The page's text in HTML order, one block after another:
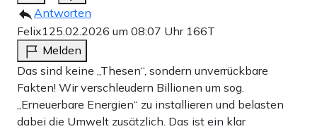
Antworten
Felix125.02.2026 um 08:07 Uhr 166T
Melden
Das sind keine „Thesen“, sondern unverrückbare
Fakten! Wir verschleudern Billionen um sog.
„Erneuerbare Energien“ zu installieren und belasten
dabei die Umwelt zusätzlich. Das ist ein klar